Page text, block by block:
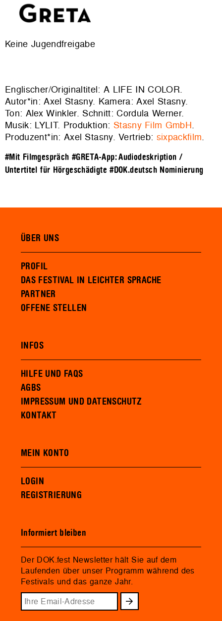
Keine Jugendfreigabe
Englischer/Originaltitel: A LIFE IN COLOR.
Autor*in: Axel Stasny. Kamera: Axel Stasny.
Ton: Alex Winkler. Schnitt: Cordula Werner.
Musik: LYLIT. Produktion: Stasny Film GmbH.
Produzent*in: Axel Stasny. Vertrieb: sixpackfilm.
#Mit Filmgespräch #GRETA-App: Audiodeskription /
Untertitel für Hörgeschädigte #DOK.deutsch Nominierung
ÜBER UNS
PROFIL
DAS FESTIVAL IN LEICHTER SPRACHE
PARTNER
OFFENE STELLEN
INFOS
HILFE UND FAQS
AGBS
IMPRESSUM UND DATENSCHUTZ
KONTAKT
MEIN KONTO
LOGIN
REGISTRIERUNG
Informiert bleiben
Der DOK.fest Newsletter hält Sie auf dem
Laufenden über unser Programm während des
Festivals und das ganze Jahr.